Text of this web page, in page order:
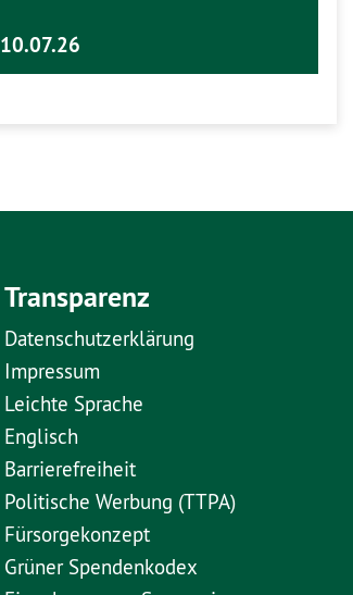
10.07.26
Transparenz
Datenschutzerklärung
Impressum
Leichte Sprache
Englisch
Barrierefreiheit
Politische Werbung (TTPA)
Fürsorgekonzept
Grüner Spendenkodex